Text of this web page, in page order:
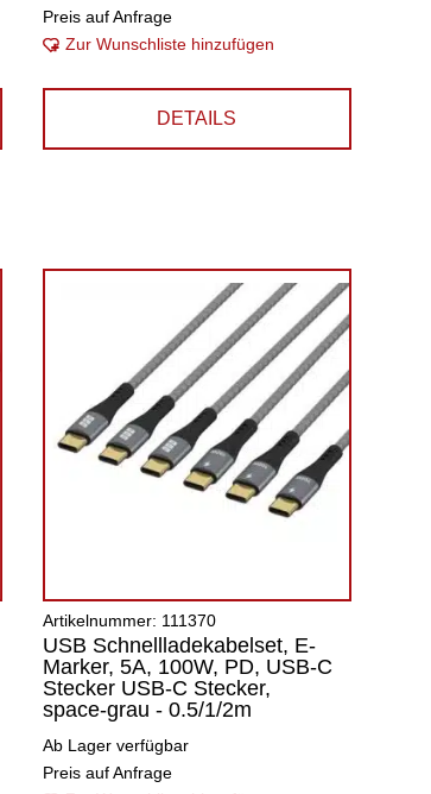
Preis auf Anfrage
Zur Wunschliste hinzufügen
DETAILS
Artikelnummer: 111370
USB Schnellladekabelset, E-
Marker, 5A, 100W, PD, USB-C
Stecker USB-C Stecker,
space-grau - 0.5/1/2m
Ab Lager verfügbar
Preis auf Anfrage